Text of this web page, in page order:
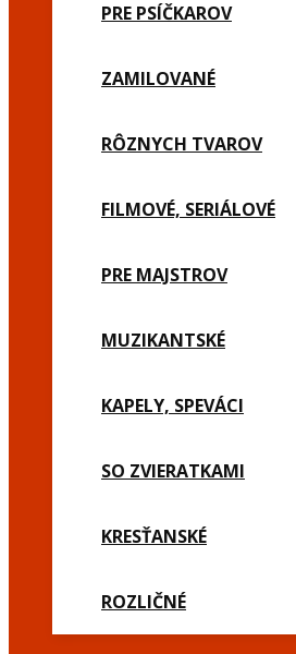
PRE PSÍČKAROV
ZAMILOVANÉ
RÔZNYCH TVAROV
FILMOVÉ, SERIÁLOVÉ
PRE MAJSTROV
MUZIKANTSKÉ
KAPELY, SPEVÁCI
SO ZVIERATKAMI
KRESŤANSKÉ
ROZLIČNÉ